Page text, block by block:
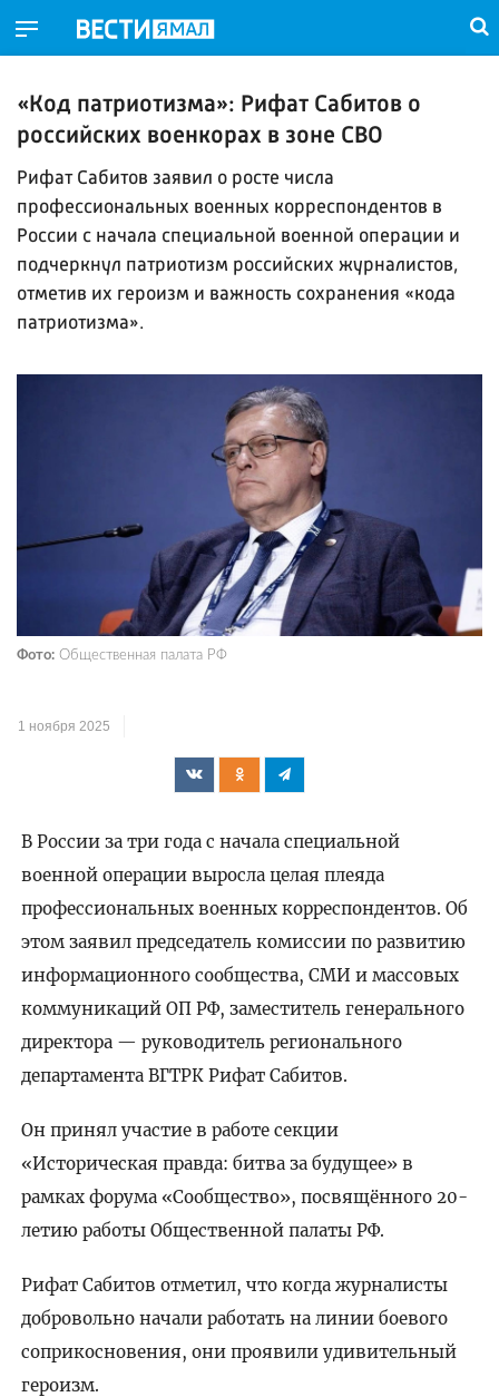
«Код патриотизма»: Рифат Сабитов о
российских военкорах в зоне СВО
Рифат Сабитов заявил о росте числа
профессиональных военных корреспондентов в
России с начала специальной военной операции и
подчеркнул патриотизм российских журналистов,
отметив их героизм и важность сохранения «кода
патриотизма».
Фото: Общественная палата РФ
1 ноября 2025
В России за три года с начала специальной
военной операции выросла целая плеяда
профессиональных военных корреспондентов. Об
этом заявил председатель комиссии по развитию
информационного сообщества, СМИ и массовых
коммуникаций ОП РФ, заместитель генерального
директора — руководитель регионального
департамента ВГТРК Рифат Сабитов.
Он принял участие в работе секции
«Историческая правда: битва за будущее» в
рамках форума «Сообщество», посвящённого 20-
летию работы Общественной палаты РФ.
Рифат Сабитов отметил, что когда журналисты
добровольно начали работать на линии боевого
соприкосновения, они проявили удивительный
героизм.